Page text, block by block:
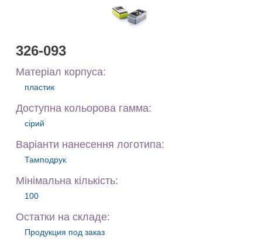
326-093
Матеріал корпуса:
пластик
Доступна кольорова гамма:
сірий
Варiанти нанесення логотипа:
Тамподрук
Мiнiмальна кiлькiсть:
100
Остатки на складе:
Продукция под заказ